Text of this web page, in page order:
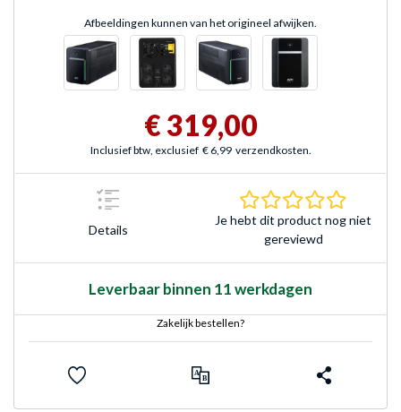
Afbeeldingen kunnen van het origineel afwijken.
€ 319,00
Inclusief btw, exclusief € 6,99 verzendkosten.
Details
Je hebt dit product nog niet
gereviewd
Leverbaar binnen 11 werkdagen
Zakelijk bestellen?